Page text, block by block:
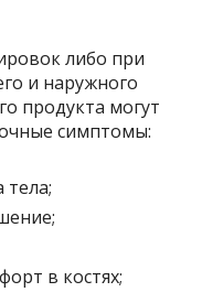
либо при
и наружного
продукта могут
симптомы:
тела;
в костях;